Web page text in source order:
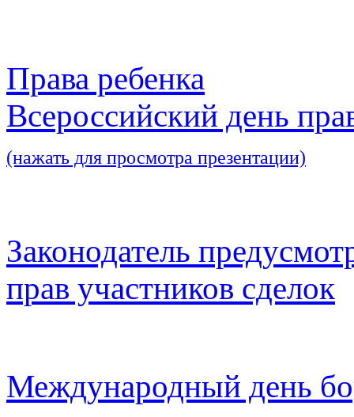
Права ребенка
Всероссийский день
(нажать для просмотра презентации)
Законодатель
прав участников сделок
Международный день